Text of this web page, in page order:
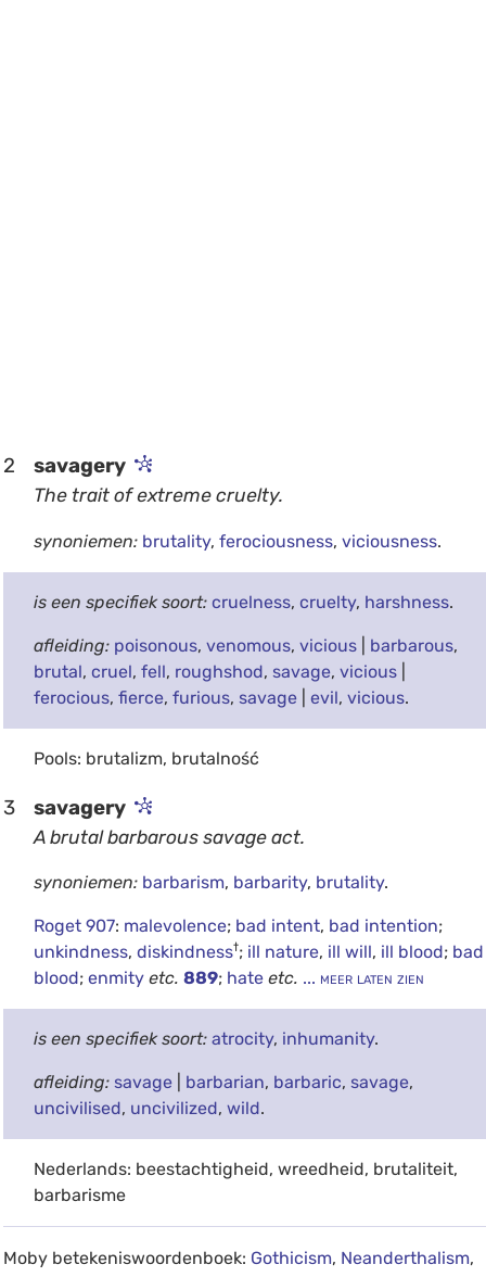
2 savagery
The trait of extreme cruelty.
synoniemen: brutality, ferociousness, viciousness.
is een specifiek soort: cruelness, cruelty, harshness.
afleiding: poisonous, venomous, vicious| barbarous,
brutal, cruel, fell, roughshod, savage, vicious|
ferocious, fierce, furious, savage| evil, vicious.
Pools: brutalizm, brutalność
3 savagery
A brutal barbarous savage act.
synoniemen: barbarism, barbarity, brutality.
Roget 907: malevolence; bad intent, bad intention;
unkindness, diskindness†; ill nature, ill will, ill blood; bad
blood; enmity etc. 889; hate etc. ... meer laten zien
is een specifiek soort: atrocity, inhumanity.
afleiding: savage| barbarian, barbaric, savage,
uncivilised, uncivilized, wild.
Nederlands: beestachtigheid, wreedheid, brutaliteit,
barbarisme
Moby betekeniswoordenboek: Gothicism, Neanderthalism,